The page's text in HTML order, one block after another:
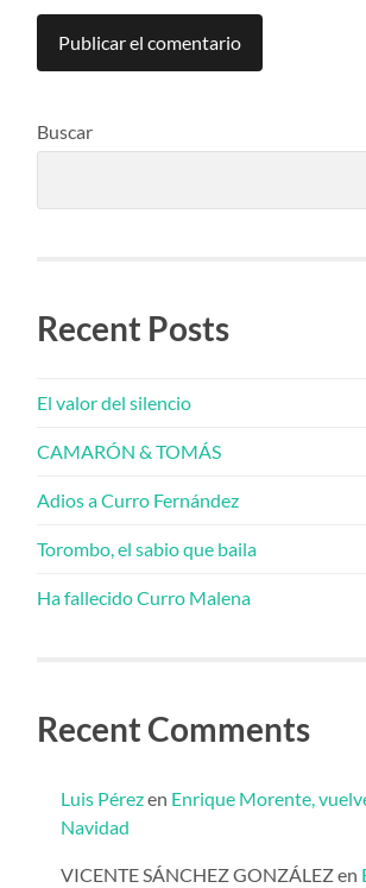
Buscar
Recent Posts
El valor del silencio
CAMARÓN & TOMÁS
Adios a Curro Fernández
Torombo, el sabio que baila
Ha fallecido Curro Malena
Recent Comments
Luis Pérezen Enrique Morente,
Navidad
VICENTE SÁNCHEZ GONZÁLEZen